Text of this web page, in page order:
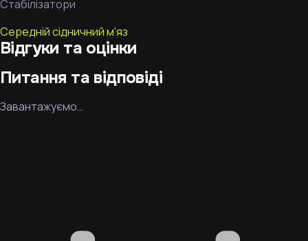
Стабілізатори
Середній сідничний м'яз
Відгуки та оцінки
Питання та відповіді
Завантажуємо…